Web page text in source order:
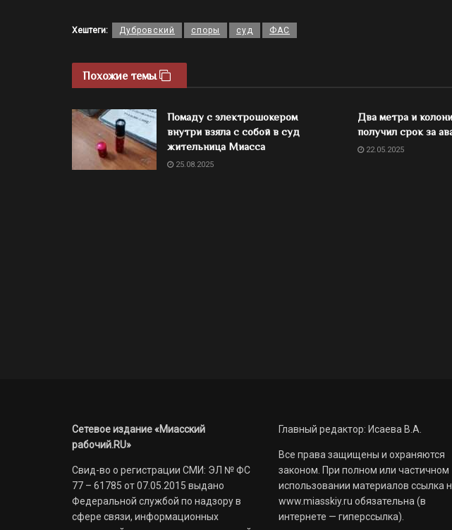
Хештеги: Дубровский споры суд ФАС
Похожие темы
Помаду с электрошокером
внутри взяла с собой в суд
жительница Миасса
25.08.2025
Два метра и
получил срок за
22.05.2025
Сетевое издание «Миасский
рабочий.RU»
Свид-во о регистрации СМИ: ЭЛ № ФС
77 – 61785 от 07.05.2015 выдано
Федеральной службой по надзору в
сфере связи, информационных
Главный редактор: Исаева В.А.
Все права защищены и охраняются
законом. При полном или частичном
использовании материалов ссылка
www.miasskiy.ru обязательна (в
интернете — гиперссылка).